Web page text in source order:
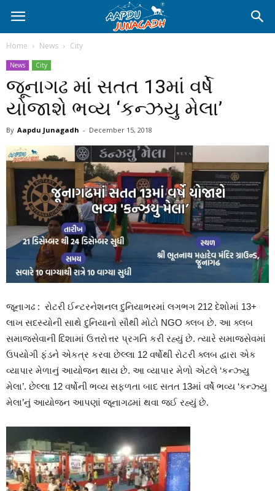
Home News City
News City
જૂનાગઢ માં સતત 13માં વર્ષે
યોજાશે ભવ્ય ‘કન્ઝયુ મેલા’
By Aapdu Junagadh - December 15, 2018
જૂનાગઢ : રોટરી ઈન્ટરનેશનલ દુનિયાભરમાં લગભગ 212 દેશોમાં 13+
લાખ સદસ્યોની સાથે દુનિયાનો સૌથી મોટો NGO ક્લબ છે. આ ક્લબ
સમાજસેવાની દિશામાં ઉત્તરોત્તર પ્રગતિ કરી રહ્યું છે. ત્યારે સમાજસેવમાં
ઉપયોગી ફંડને એકત્ર કરવા છેલ્લા 12 વર્ષોથી રોટરી ક્લબ દ્વારા એક
વ્યાપાર મેળાનું આયોજન થાય છે. આ વ્યાપાર મેળો એટલે ‘કન્ઝ્યુ
મેલા’. છેલ્લા 12 વર્ષોની ભવ્ય સફળતા બાદ સતત 13માં વર્ષે ભવ્ય ‘કન્ઝ્યુ
મેલા’નું આયોજન આપણાં જૂનાગઢમાં થવા જઈ રહ્યું છે.